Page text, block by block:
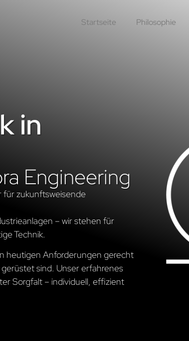
Startseite Philosophie
in
Engineering
für zukunftsweisende
– wir stehen für
Technik.
heutigen Anforderungen gerecht
sind. Unser erfahrenes
Sorgfalt – individuell, effizient